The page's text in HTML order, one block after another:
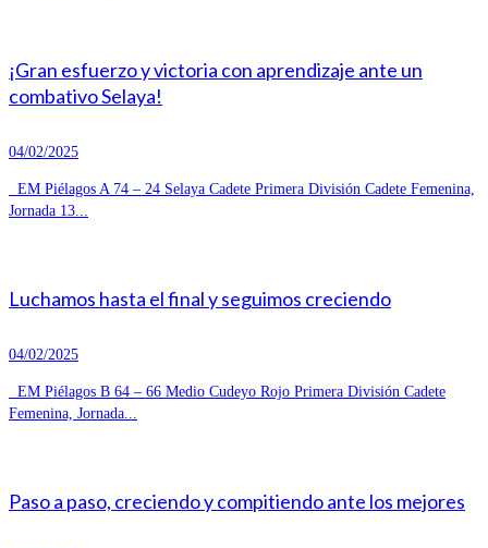
¡Gran esfuerzo y victoria con aprendizaje ante un
combativo Selaya!
04/02/2025
EM Piélagos A 74 – 24 Selaya Cadete Primera División Cadete Femenina,
Jornada 13...
Luchamos hasta el final y seguimos creciendo
04/02/2025
EM Piélagos B 64 – 66 Medio Cudeyo Rojo Primera División Cadete
Femenina, Jornada...
Paso a paso, creciendo y compitiendo ante los mejores